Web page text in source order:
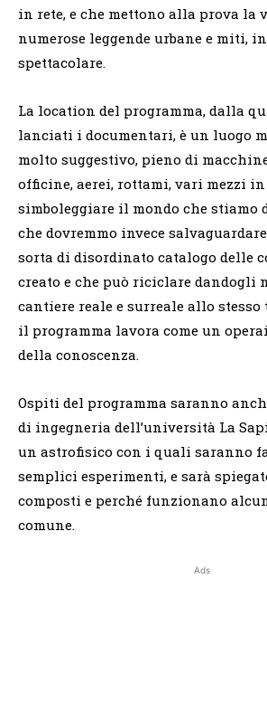
in rete, e che mettono alla prova la
numerose leggende urbane e miti,
spettacolare.
La location del programma, dalla
lanciati i documentari, è un luogo
molto suggestivo, pieno di
officine, aerei, rottami, vari mezzi in
simboleggiare il mondo che stiamo
che dovremmo invece
sorta di disordinato catalogo delle
creato e che può riciclare dandogli
cantiere reale e surreale allo stesso
il programma lavora come un
della conoscenza.
Ospiti del programma saranno
di ingegneria dell’università La
un astrofisico con i quali saranno
semplici esperimenti, e sarà
composti e perché funzionano
comune.
Ads